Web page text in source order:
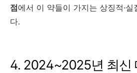
점에서 이 약들이 가지는 상징적·
다.
4. 2024~2025년 최신